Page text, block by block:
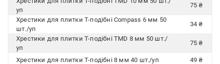
уп
75 ₴
Хрестики для плитки Т-подібні Compass 6 мм 50
шт./уп
34 ₴
Хрестики для плитки Т-подібні TMD 8 мм 50 шт./
уп
75 ₴
Хрестики для плитки Т-подібні 8 мм 40 шт./уп 49 ₴